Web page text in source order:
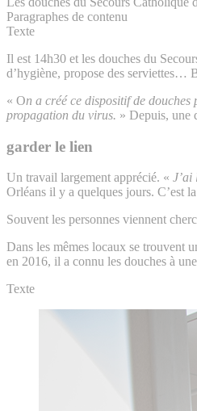
Paragraphes de contenu
Texte
Il est 14h30 et les douches du
d’hygiène, propose des serviettes…
« On a créé ce dispositif de douches
propagation du virus. » Depuis, une
garder le lien
Un travail largement apprécié. « J’ai
Orléans il y a quelques jours. C’est
Souvent les personnes viennent
Dans les mêmes locaux se trouvent
en 2016, il a connu les douches à
Texte